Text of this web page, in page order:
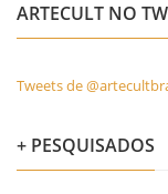
ARTECULT NO
Tweets de
+ PESQUISADOS